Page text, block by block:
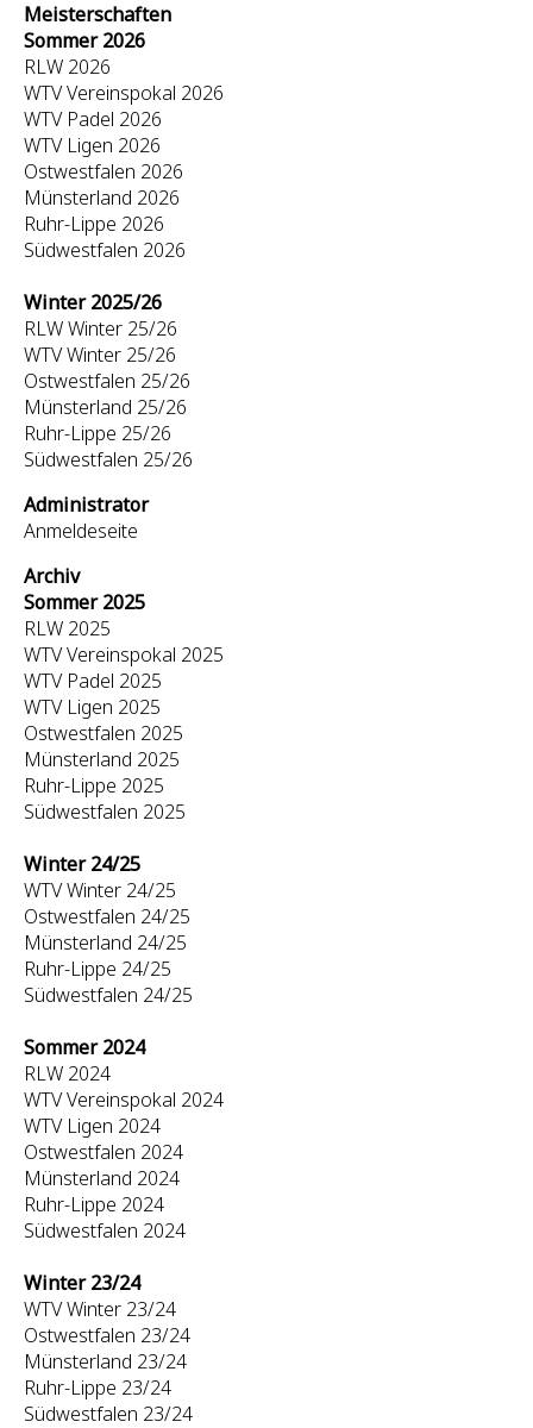
Meisterschaften
Sommer 2026
RLW 2026
WTV Vereinspokal 2026
WTV Padel 2026
WTV Ligen 2026
Ostwestfalen 2026
Münsterland 2026
Ruhr-Lippe 2026
Südwestfalen 2026
Winter 2025/26
RLW Winter 25/26
WTV Winter 25/26
Ostwestfalen 25/26
Münsterland 25/26
Ruhr-Lippe 25/26
Südwestfalen 25/26
Administrator
Anmeldeseite
Archiv
Sommer 2025
RLW 2025
WTV Vereinspokal 2025
WTV Padel 2025
WTV Ligen 2025
Ostwestfalen 2025
Münsterland 2025
Ruhr-Lippe 2025
Südwestfalen 2025
Winter 24/25
WTV Winter 24/25
Ostwestfalen 24/25
Münsterland 24/25
Ruhr-Lippe 24/25
Südwestfalen 24/25
Sommer 2024
RLW 2024
WTV Vereinspokal 2024
WTV Ligen 2024
Ostwestfalen 2024
Münsterland 2024
Ruhr-Lippe 2024
Südwestfalen 2024
Winter 23/24
WTV Winter 23/24
Ostwestfalen 23/24
Münsterland 23/24
Ruhr-Lippe 23/24
Südwestfalen 23/24